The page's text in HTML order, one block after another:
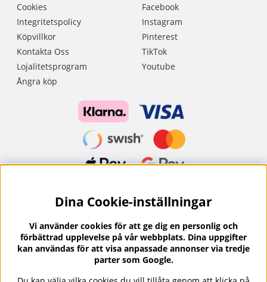
Cookies
Integritetspolicy
Köpvillkor
Kontakta Oss
Lojalitetsprogram
Ångra köp
Facebook
Instagram
Pinterest
TikTok
Youtube
Nyhetsbrev?
I vårt nyhetsbrev får du ta del av nyheter och
erbjudanden.
Dina Cookie-inställningar
Vi använder cookies för att ge dig en personlig och
förbättrad upplevelse på vår webbplats. Dina uppgifter
kan användas för att visa anpassade annonser via tredje
parter som Google.